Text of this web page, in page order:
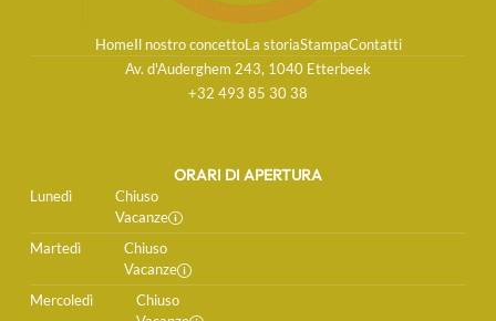
HomeIl nostro concettoLa storiaStampaContatti
Av. d'Auderghem 243, 1040 Etterbeek
+32 493 85 30 38
ORARI DI APERTURA
Lunedì Chiuso
Vacanze
Martedì Chiuso
Vacanze
Mercoledì Chiuso